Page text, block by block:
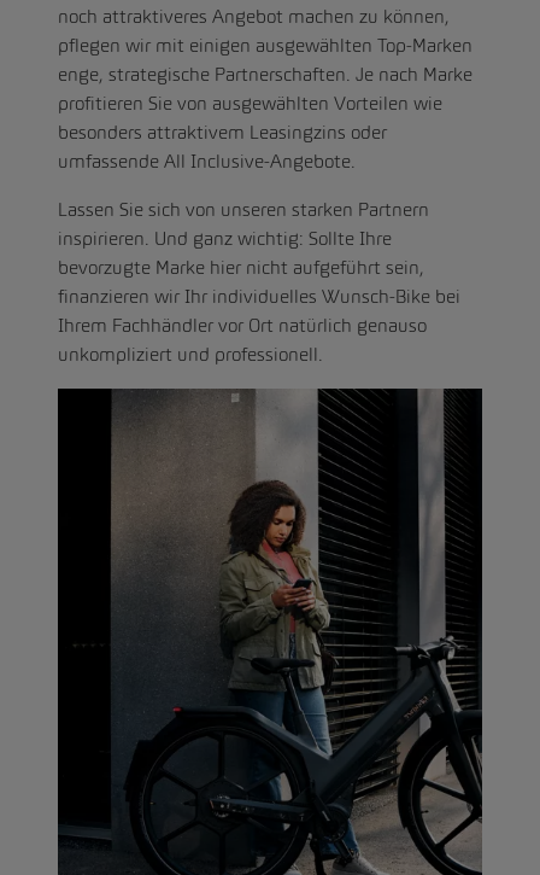
noch attraktiveres Angebot machen zu können,
pflegen wir mit einigen ausgewählten Top-Marken
enge, strategische Partnerschaften. Je nach Marke
profitieren Sie von ausgewählten Vorteilen wie
besonders attraktivem Leasingzins oder
umfassende All Inclusive-Angebote.
Lassen Sie sich von unseren starken Partnern
inspirieren. Und ganz wichtig: Sollte Ihre
bevorzugte Marke hier nicht aufgeführt sein,
finanzieren wir Ihr individuelles Wunsch-Bike bei
Ihrem Fachhändler vor Ort natürlich genauso
unkompliziert und professionell.